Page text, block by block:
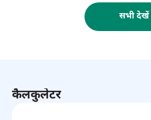
सभी देखें
कैलकुलेटर